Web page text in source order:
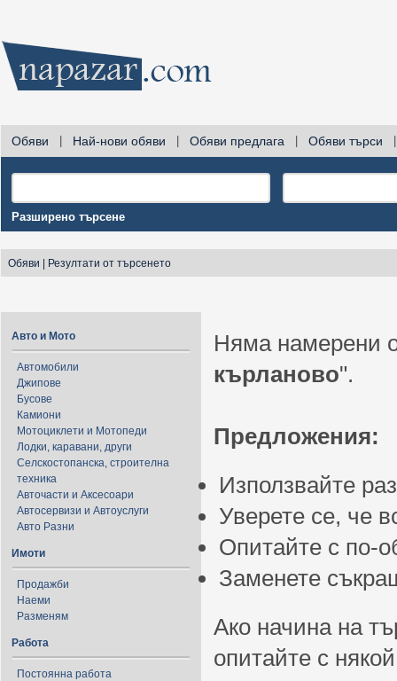
Обяви Най-нови обяви Обяви предлага Обяви търси
Разширено търсене
Обяви Резултати от търсенето
Авто и Мото
Автомобили
Джипове
Бусове
Камиони
Мотоциклети и Мотопеди
Лодки, каравани, други
Селскостопанска, строителна
техника
Авточасти и Аксесоари
Автосервизи и Автоуслуги
Авто Разни
Имоти
Продажби
Наеми
Разменям
Работа
Постоянна работа
Няма намерени
кърланово".
Предложения:
Използвайте
Уверете се, че
Опитайте с по-
Заменете
Ако начина на
опитайте с